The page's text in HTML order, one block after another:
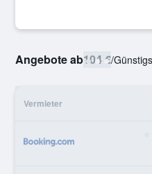
Angebote ab104 €/
Vermieter